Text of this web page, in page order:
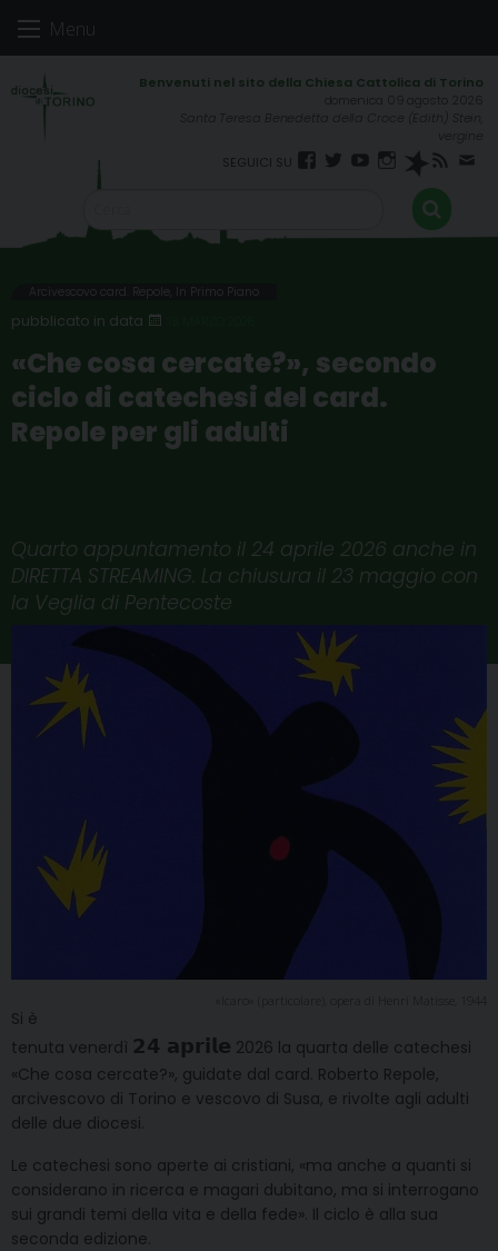
Menu
domenica 09 agosto 2026
Santa Teresa Benedetta della Croce (Edith) Stein,
vergine
Facebook
TwitterYouTube
Instagram
Spreaker
RSS
FEED
Arcivescovo card. Repole
In Primo Piano
«Che cosa cercate?», secondo
ciclo di catechesi del card.
Repole per gli adulti
Quarto appuntamento il 24 aprile 2026 anche in
DIRETTA STREAMING. La chiusura il 23 maggio con
la Veglia di Pentecoste
Si è
tenuta venerdì 𝟮𝟰 𝗮𝗽𝗿𝗶𝗹𝗲 2026 la quarta delle catechesi
«Che cosa cercate?», guidate dal card. Roberto Repole,
arcivescovo di Torino e vescovo di Susa, e rivolte agli adulti
delle due diocesi.
Le catechesi sono aperte ai cristiani, «ma anche a quanti si
considerano in ricerca e magari dubitano, ma si interrogano
sui grandi temi della vita e della fede». Il ciclo è alla sua
seconda edizione.